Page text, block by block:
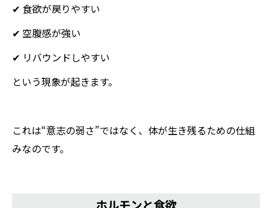
✔ 食欲が戻りやすい
✔ 空腹感が強い
✔ リバウンドしやすい
という現象が起きます。
これは“意志の弱さ”ではなく、体が生き残るための仕組
みなのです。